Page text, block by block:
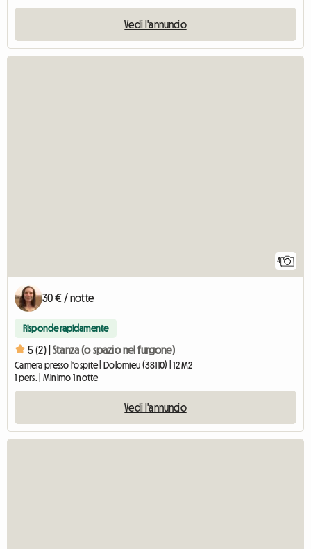
Vedi l'annuncio
4
30 € / notte
Risponde rapidamente
5 (2) | Stanza (o spazio nel furgone)
Camera presso l'ospite | Dolomieu (38110) | 12 M2
1 pers. | Minimo 1 notte
Vedi l'annuncio